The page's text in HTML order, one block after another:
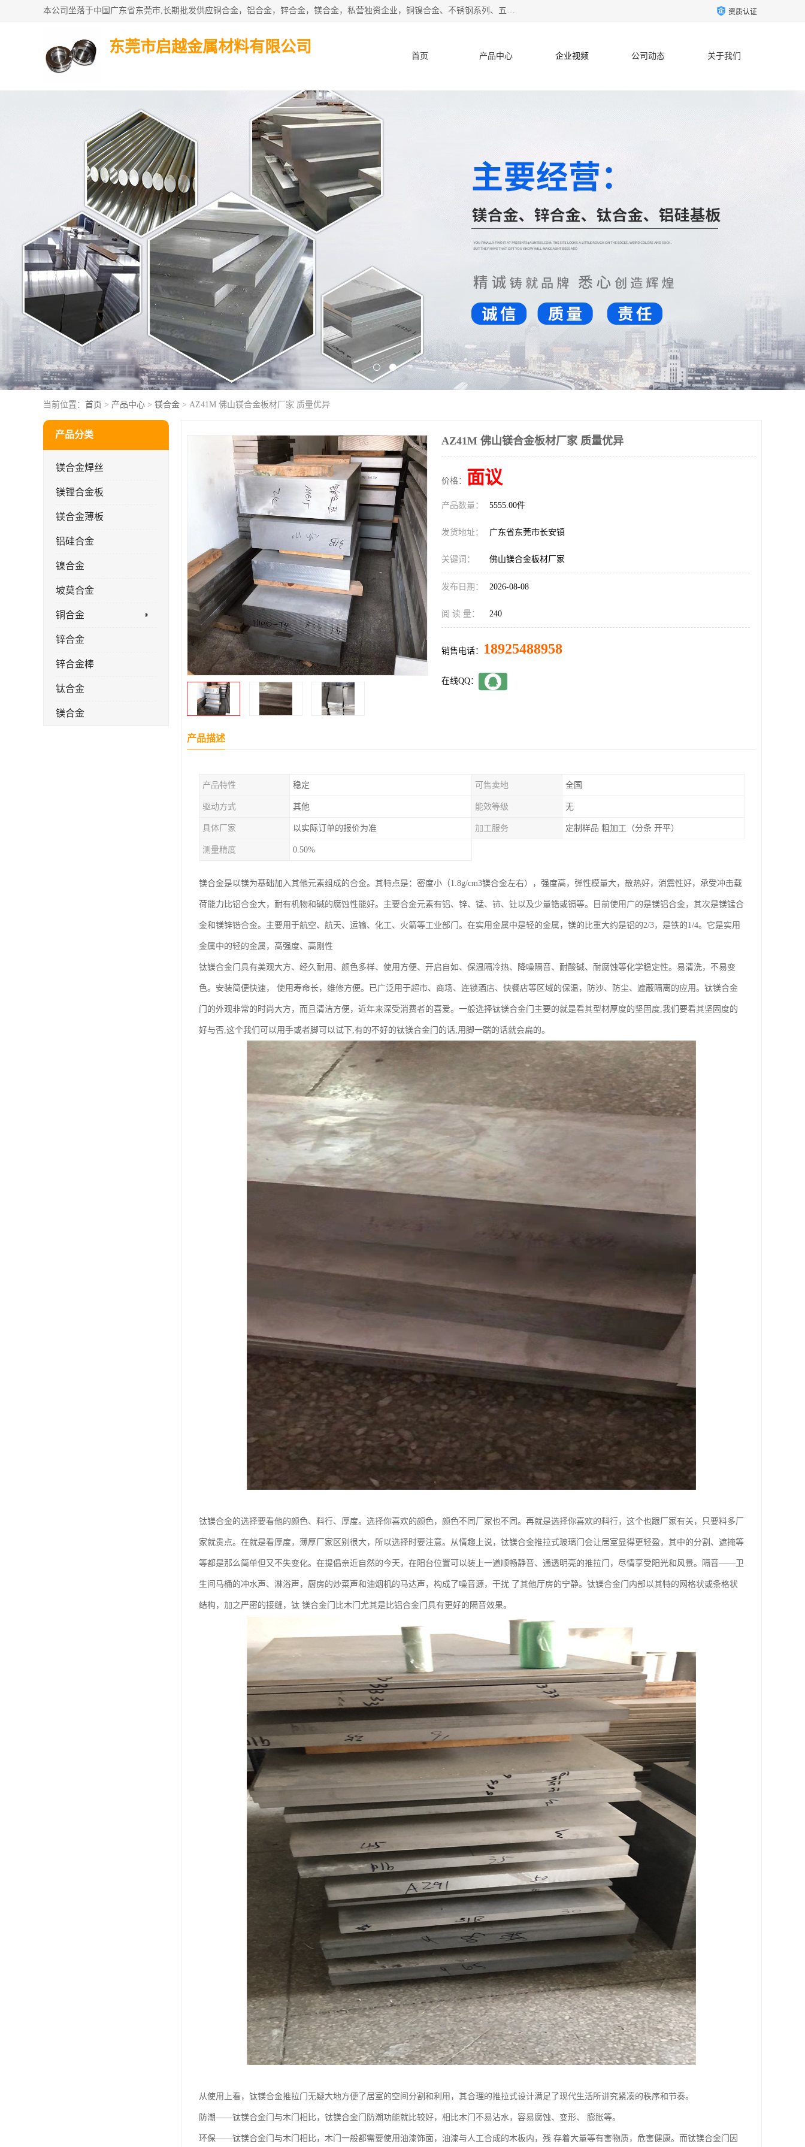
本公司坐落于中国广东省东莞市,长期批发供应铜合金，铝合金，锌合金，镁合金，私营独资企业，铜镍合金、不锈钢系列、五金冲压材料、进口金属材料、钨钢、高速钢、白钢刀、铝系列材料、铝镁合金、锰钢片等，启越是一家经国家相关部门批准注册的企业。公司以雄厚的实力、合理的厂家、优良的服务与多家企业建立了长期的合作关系。欢迎前来参观、考察、洽谈业务。 金属材料...,欢迎惠顾！ 资质认证
东莞市启越金属材料有限公司
首页 产品中心 企业视频 公司动态 关于我们
当前位置： 首页 > 产品中心 > 镁合金 > AZ41M 佛山镁合金板材厂家 质量优异
产品分类
镁合金焊丝
镁锂合金板
镁合金薄板
铝硅合金
镍合金
坡莫合金
铜合金
锌合金
锌合金棒
钛合金
镁合金
AZ41M 佛山镁合金板材厂家 质量优异
价格： 面议
产品数量： 5555.00件
发货地址： 广东省东莞市长安镇
关键词： 佛山镁合金板材厂家
发布日期： 2026-08-08
阅 读 量： 240
销售电话： 18925488958
在线QQ：
产品描述
产品特性 稳定 可售卖地 全国
驱动方式 其他 能效等级 无
具体厂家 以实际订单的报价为准 加工服务 定制样品 粗加工（分条 开平）
测量精度 0.50%
镁合金是以镁为基础加入其他元素组成的合金。其特点是：密度小（1.8g/cm3镁合金左右），强度高，弹性模量大，散热好，消震性好，承受冲击载
荷能力比铝合金大，耐有机物和碱的腐蚀性能好。主要合金元素有铝、锌、锰、铈、钍以及少量锆或镉等。目前使用广的是镁铝合金，其次是镁锰合
金和镁锌锆合金。主要用于航空、航天、运输、化工、火箭等工业部门。在实用金属中是轻的金属，镁的比重大约是铝的2/3，是铁的1/4。它是实用
金属中的轻的金属，高强度、高刚性
钛镁合金门具有美观大方、经久耐用、颜色多样、使用方便、开启自如、保温隔冷热、降噪隔音、耐酸碱、耐腐蚀等化学稳定性。易清洗，不易变
色。安装简便快速， 使用寿命长，维修方便。已广泛用于超市、商场、连锁酒店、快餐店等区域的保温，防沙、防尘、遮蔽隔离的应用。钛镁合金
门的外观非常的时尚大方，而且清洁方便，近年来深受消费者的喜爱。一般选择钛镁合金门主要的就是看其型材厚度的坚固度,我们要看其坚固度的
好与否,这个我们可以用手或者脚可以试下,有的不好的钛镁合金门的话,用脚一踹的话就会扁的。
钛镁合金的选择要看他的颜色、料行、厚度。选择你喜欢的颜色，颜色不同厂家也不同。再就是选择你喜欢的料行，这个也跟厂家有关，只要料多厂
家就贵点。在就是看厚度，薄厚厂家区别很大，所以选择时要注意。从情趣上说，钛镁合金推拉式玻璃门会让居室显得更轻盈，其中的分割、遮掩等
等都是那么简单但又不失变化。在提倡亲近自然的今天，在阳台位置可以装上一道顺畅静音、通透明亮的推拉门，尽情享受阳光和风景。隔音——卫
生间马桶的冲水声、淋浴声，厨房的炒菜声和油烟机的马达声，构成了噪音源，干扰 了其他厅房的宁静。钛镁合金门内部以其特的网格状或条格状
结构，加之严密的接缝，钛 镁合金门比木门尤其是比铝合金门具有更好的隔音效果。
从使用上看，钛镁合金推拉门无疑大地方便了居室的空间分割和利用，其合理的推拉式设计满足了现代生活所讲究紧凑的秩序和节奏。
防潮——钛镁合金门与木门相比，钛镁合金门防潮功能就比较好，相比木门不易沾水，容易腐蚀、变形、 膨胀等。
环保——钛镁合金门与木门相比，木门一般都需要使用油漆饰面，油漆与人工合成的木板内，残 存着大量等有害物质，危害健康。而钛镁合金门因